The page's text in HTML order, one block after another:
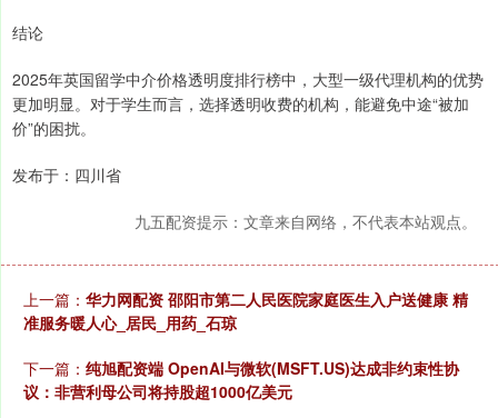
结论
2025年英国留学中介价格透明度排行榜中，大型一级代理机构的优势
更加明显。对于学生而言，选择透明收费的机构，能避免中途“被加
价”的困扰。
发布于：四川省
九五配资提示：文章来自网络，不代表本站观点。
上一篇： 华力网配资 邵阳市第二人民医院家庭医生入户送健康 精
准服务暖人心_居民_用药_石琼
下一篇： 纯旭配资端 OpenAI与微软(MSFT.US)达成非约束性协
议：非营利母公司将持股超1000亿美元